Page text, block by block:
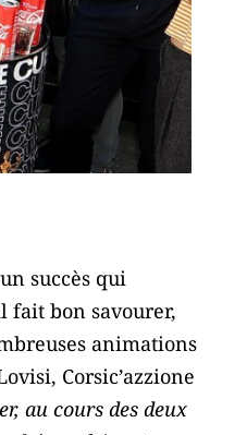
succès qui
fait bon savourer,
animations
Corsic’azzione
au cours des deux